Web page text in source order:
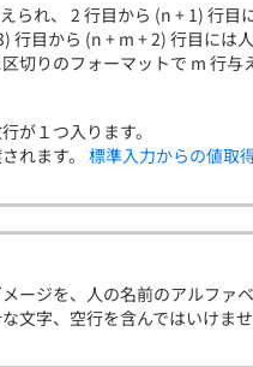
られ、 2 行目から (n + 1) 行
行目から (n + m + 2) 行目に
切りのフォーマットで m 行与
が１つ入ります。
れます。 標準入力からの値取
ージを、人の名前のアルファ
文字、空行を含んではいけま